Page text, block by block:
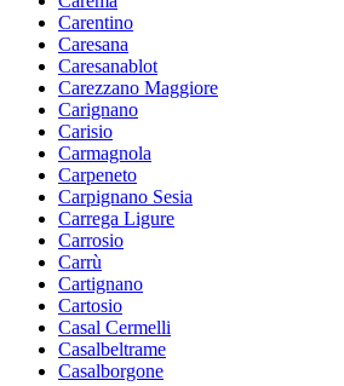
Carentino
Caresana
Caresanablot
Carezzano Maggiore
Carignano
Carisio
Carmagnola
Carpeneto
Carpignano Sesia
Carrega Ligure
Carrosio
Carrù
Cartignano
Cartosio
Casal Cermelli
Casalbeltrame
Casalborgone